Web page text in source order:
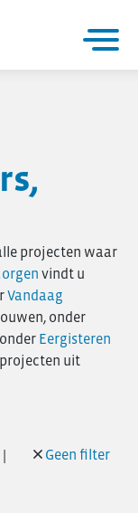
projecten waar
vindt u
Vandaag
onder
Eergisteren
uit
Geen filter